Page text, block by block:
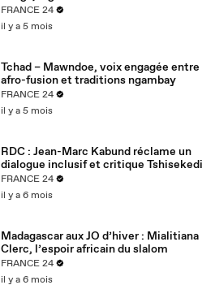
FRANCE 24
il y a 5 mois
Tchad – Mawndoe, voix engagée entre
afro-fusion et traditions ngambay
FRANCE 24
il y a 5 mois
RDC : Jean-Marc Kabund réclame un
dialogue inclusif et critique Tshisekedi
FRANCE 24
il y a 6 mois
Madagascar aux JO d’hiver : Mialitiana
Clerc, l’espoir africain du slalom
FRANCE 24
il y a 6 mois